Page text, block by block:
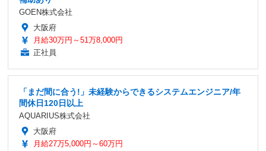
GOEN株式会社
大阪府
月給30万円～51万8,000円
正社員
「まだ間に合う!」未経験からできるシステムエンジニア/年
間休日120日以上
AQUARIUS株式会社
大阪府
月給27万5,000円～60万円